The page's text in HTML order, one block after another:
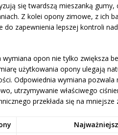
się twardszą mieszanką
Z kolei opony zimowe, z ich
do zapewnienia lepszej kontroli
wymiana opon nie tylko zwiększa
użytkowania opony ulegają
Odpowiednia wymiana
utrzymywanie właściwego
przekłada się na